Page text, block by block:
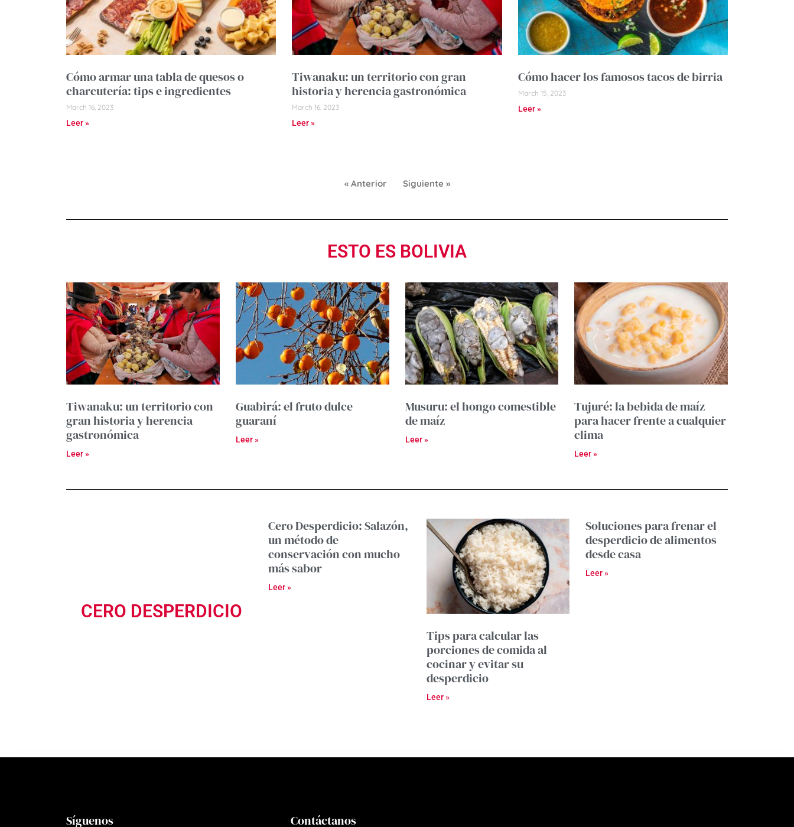
Cómo armar una tabla de quesos o
charcutería: tips e ingredientes
March 16, 2023
Leer »
Tiwanaku: un territorio con gran
historia y herencia gastronómica
March 16, 2023
Leer »
Cómo hacer los famosos tacos de birria
March 15, 2023
Leer »
« Anterior Siguiente »
ESTO ES BOLIVIA
Tiwanaku: un territorio con
gran historia y herencia
gastronómica
Leer »
Guabirá: el fruto dulce
guaraní
Leer »
Musuru: el hongo comestible
de maíz
Leer »
Tujuré: la bebida de maíz
para hacer frente a cualquier
clima
Leer »
CERO DESPERDICIO
Cero Desperdicio: Salazón,
un método de
conservación con mucho
más sabor
Leer »
Tips para calcular las
porciones de comida al
cocinar y evitar su
desperdicio
Leer »
Soluciones para frenar el
desperdicio de alimentos
desde casa
Leer »
Síguenos Contáctanos